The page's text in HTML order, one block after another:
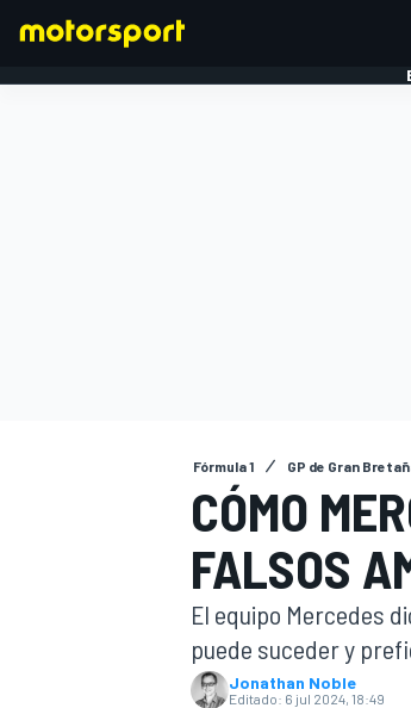
Fórmula 1 GP de Gran
CÓMO
FALSOS
El equipo Mercedes
puede suceder y
Jonathan Noble
Editado: 6 jul 2024, 18:49